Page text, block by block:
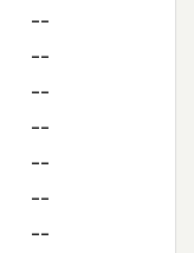
--
--
--
--
--
--
--